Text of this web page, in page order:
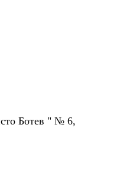
Ботев " № 6,